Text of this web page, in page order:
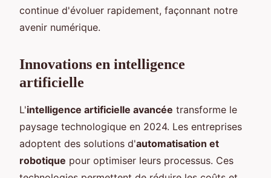
continue d'évoluer rapidement, façonnant notre
avenir numérique.
Innovations en intelligence
artificielle
L'intelligence artificielle avancée transforme le
paysage technologique en 2024. Les entreprises
adoptent des solutions d'automatisation et
robotique pour optimiser leurs processus. Ces